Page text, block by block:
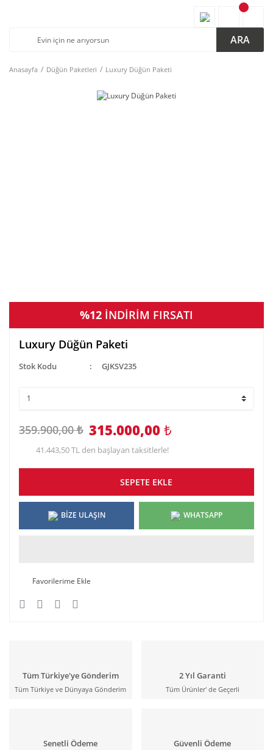
ARA
Anasayfa Düğün Paketleri Luxury Düğün Paketi
%12 İNDİRİM FIRSATI
Luxury Düğün Paketi
Stok Kodu GJKSV235
359.900,00 ₺ 315.000,00 ₺
41.443,50 TL den başlayan taksitlerle!
SEPETE EKLE
BİZE ULAŞIN WHATSAPP
Tüm Türkiye'ye Gönderim
Tüm Türkiye ve Dünyaya Gönderim
2 Yıl Garanti
Tüm Ürünler' de Geçerli
Senetli Ödeme Güvenli Ödeme